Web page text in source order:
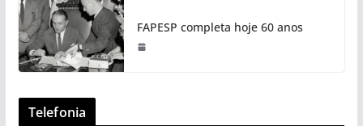
FAPESP completa hoje 60 anos
Telefonia